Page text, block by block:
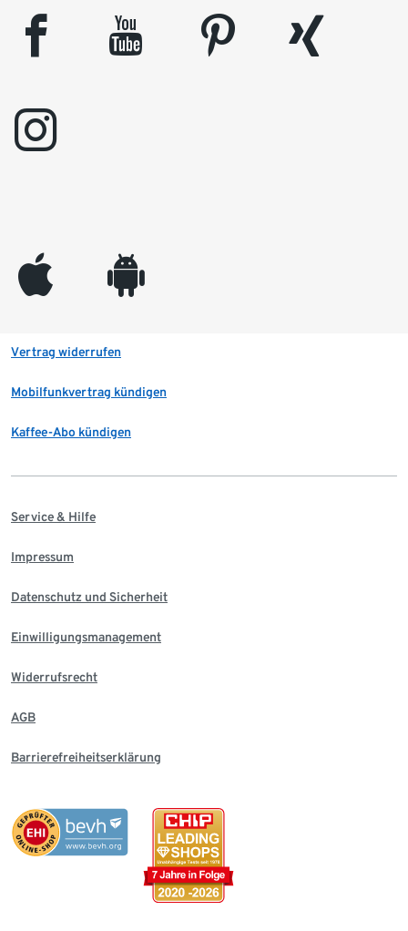
facebook youtube pinterest
xing
instagram
appleinc android
Vertrag widerrufen
Mobilfunkvertrag kündigen
Kaffee-Abo kündigen
Service & Hilfe
Impressum
Datenschutz und Sicherheit
Einwilligungsmanagement
Widerrufsrecht
AGB
Barrierefreiheitserklärung